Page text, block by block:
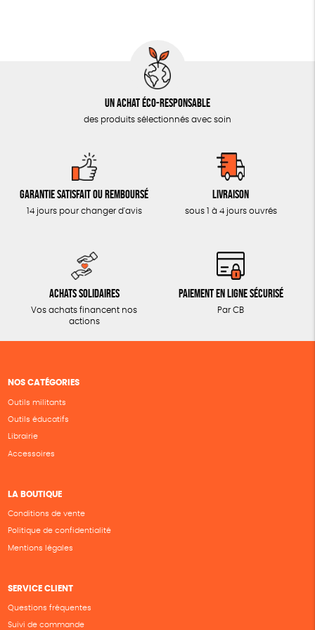
CUISINE / NUTRITION
ACCESSOIRES
Un achat éco-responsable
des produits sélectionnés avec soin
Garantie satisfait ou remboursé
14 jours pour changer d'avis
Livraison
sous 1 à 4 jours ouvrés
Achats solidaires
Vos achats financent nos
actions
Paiement en ligne sécurisé
Par CB
NOS CATÉGORIES
Outils militants
Outils éducatifs
Librairie
Accessoires
LA BOUTIQUE
Conditions de vente
Politique de confidentialité
Mentions légales
SERVICE CLIENT
Questions fréquentes
Suivi de commande